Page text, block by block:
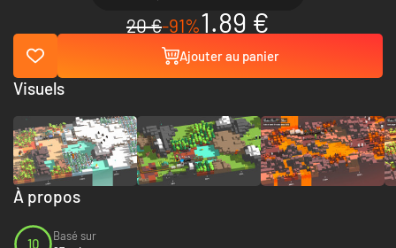
20 €-91%1.89 €
Ajouter au panier
À propos
10
Basé sur
Visuels